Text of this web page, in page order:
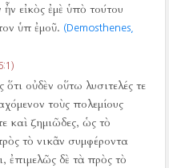
εἰκὸς ἐμὲ ὑπὸ τούτου
ὑπ ἐμοῦ. (Demosthenes,
οὐδὲν οὕτω λυσιτελές τε
τοὺς πολεμίους
καὶ ζημιῶδες, ὡς τὸ
τὸ νικᾶν συμφέροντα
ἐπιμελῶς δὲ τὰ πρὸς τὸ